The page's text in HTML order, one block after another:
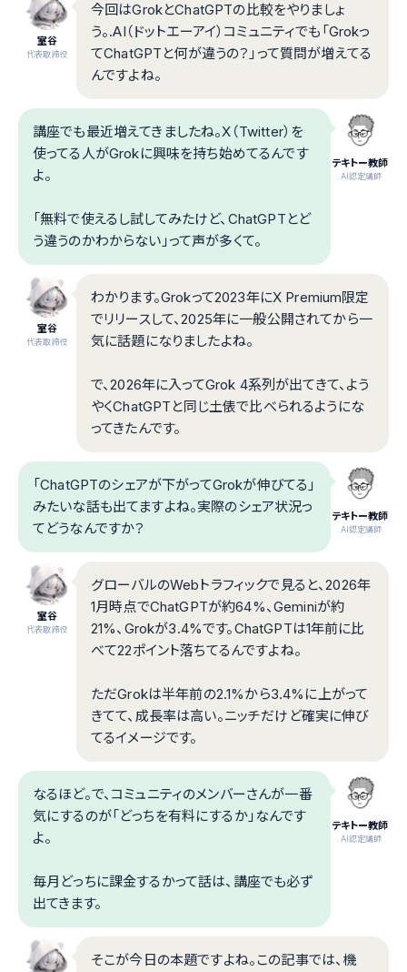
室谷
代表取締役
今回はGrokとChatGPTの比較をやりましょ
う。.AI（ドットエーアイ）コミュニティでも「Grokっ
てChatGPTと何が違うの？」って質問が増えてる
んですよね。
テキトー教師
.AI認定講師
講座でも最近増えてきましたね。X（Twitter）を
使ってる人がGrokに興味を持ち始めてるんです
よ。
「無料で使えるし試してみたけど、ChatGPTとど
う違うのかわからない」って声が多くて。
室谷
代表取締役
わかります。Grokって2023年にX Premium限定
でリリースして、2025年に一般公開されてから一
気に話題になりましたよね。
で、2026年に入ってGrok 4系列が出てきて、よう
やくChatGPTと同じ土俵で比べられるようにな
ってきたんです。
テキトー教師
.AI認定講師
「ChatGPTのシェアが下がってGrokが伸びてる」
みたいな話も出てますよね。実際のシェア状況っ
てどうなんですか？
室谷
代表取締役
グローバルのWebトラフィックで見ると、2026年
1月時点でChatGPTが約64%、Geminiが約
21%、Grokが3.4%です。ChatGPTは1年前に比
べて22ポイント落ちてるんですよね。
ただGrokは半年前の2.1%から3.4%に上がって
きてて、成長率は高い。ニッチだけど確実に伸び
てるイメージです。
テキトー教師
.AI認定講師
なるほど。で、コミュニティのメンバーさんが一番
気にするのが「どっちを有料にするか」なんです
よ。
毎月どっちに課金するかって話は、講座でも必ず
出てきます。
そこが今日の本題ですよね。この記事では、機